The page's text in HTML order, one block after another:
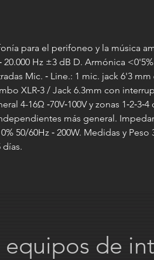
para el perifoneo y la música
20.000 Hz ±3 dB D. Armónica
Mic. ‐ Line.: 1 mic. jack 6'3
XLR‐3 / Jack 6.3mm con
4-16Ω ‐70V‐100V y zonas
más general.
50/60Hz ‐ 200W. Medidas y
días.
de